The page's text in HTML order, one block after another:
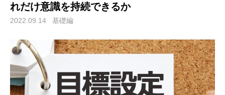
れだけ意識を持続できるか
2022.09.14 基礎編